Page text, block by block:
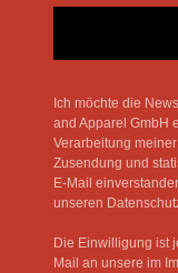
Ich möchte die
and Apparel GmbH
Verarbeitung
Zusendung und
E-Mail
unseren
Die Einwilligung ist
Mail an unsere im